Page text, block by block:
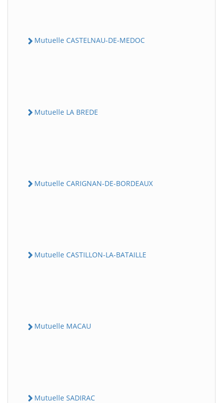
Mutuelle CASTELNAU-DE-MEDOC
Mutuelle LA BREDE
Mutuelle CARIGNAN-DE-BORDEAUX
Mutuelle CASTILLON-LA-BATAILLE
Mutuelle MACAU
Mutuelle SADIRAC